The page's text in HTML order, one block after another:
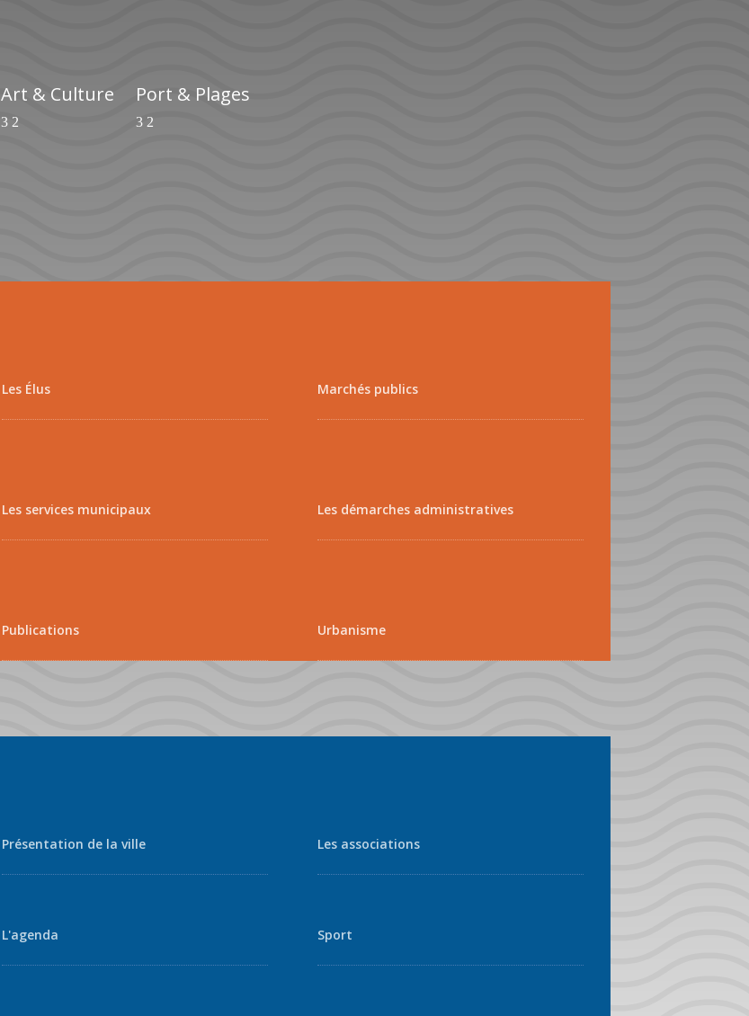
Art & Culture Port & Plages
Les Élus
Les services municipaux
Publications
Marchés publics
Les démarches administratives
Urbanisme
Présentation de la ville
L'agenda
Les associations
Sport